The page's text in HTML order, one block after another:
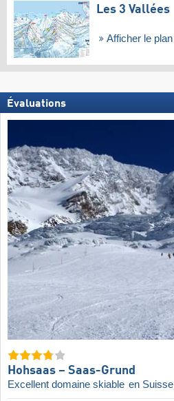
Les 3 Vallées
Afficher le plan
Évaluations
Hohsaas – Saas-Grund
Excellent domaine skiable en Suisse